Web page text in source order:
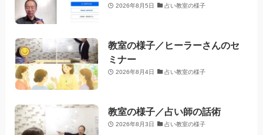
2026年8月5日 占い教室の様子
教室の様子／ヒーラーさんのセ
ミナー
2026年8月4日 占い教室の様子
教室の様子／占い師の話術
2026年8月3日 占い教室の様子